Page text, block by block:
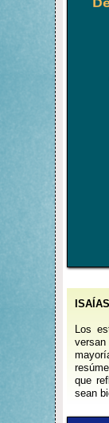
ISAÍAS
Los
que
sean